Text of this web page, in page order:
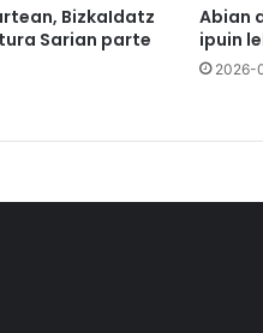
BizkaIdatz
Sarian parte
Abian
ipuin
2026-